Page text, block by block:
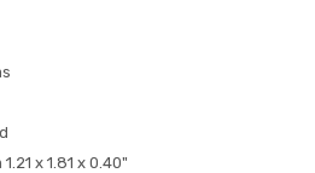
x 1.81 x 0.40"